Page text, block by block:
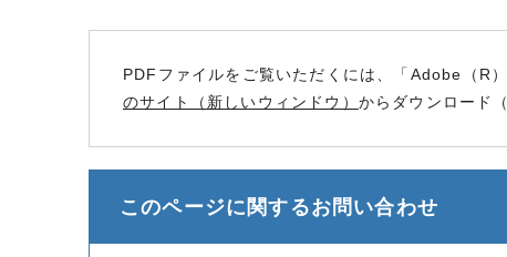
PDFファイルをご覧いただくには、「Adobe（R
のサイト（新しいウィンドウ） からダウンロード
このページに関するお問い合わせ